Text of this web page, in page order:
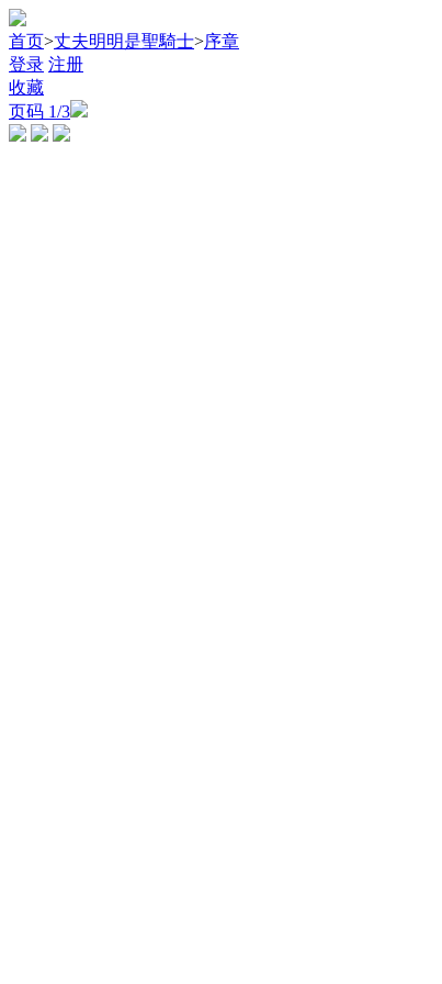
首页>丈夫明明是聖騎士>序章
登录 注册
收藏
页码 1/3